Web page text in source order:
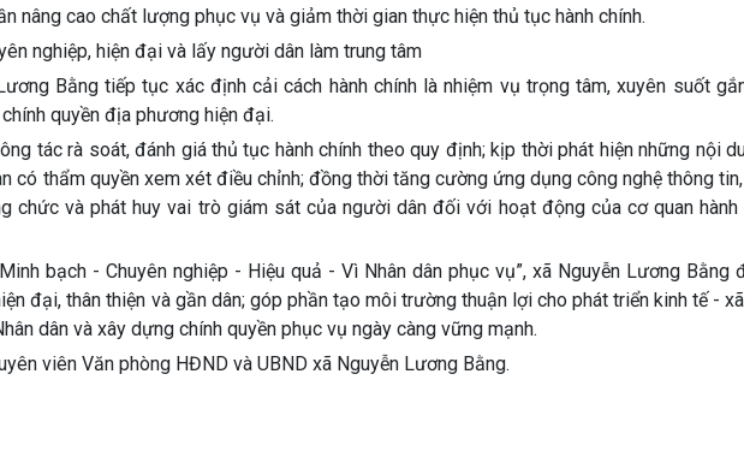
nâng cao chất lượng phục vụ và giảm thời gian thực hiện thủ tục hành chính.
nghiệp, hiện đại và lấy người dân làm trung tâm
Bằng tiếp tục xác định cải cách hành chính là nhiệm vụ trọng tâm, xuyên suốt
quyền địa phương hiện đại.
tác rà soát, đánh giá thủ tục hành chính theo quy định; kịp thời phát hiện những nội
có thẩm quyền xem xét điều chỉnh; đồng thời tăng cường ứng dụng công nghệ thông
chức và phát huy vai trò giám sát của người dân đối với hoạt động của cơ quan hành
bạch - Chuyên nghiệp - Hiệu quả - Vì Nhân dân phục vụ”, xã Nguyễn Lương Bằng
đại, thân thiện và gần dân; góp phần tạo môi trường thuận lợi cho phát triển kinh tế -
dân và xây dựng chính quyền phục vụ ngày càng vững mạnh.
viên Văn phòng HĐND và UBND xã Nguyễn Lương Bằng.